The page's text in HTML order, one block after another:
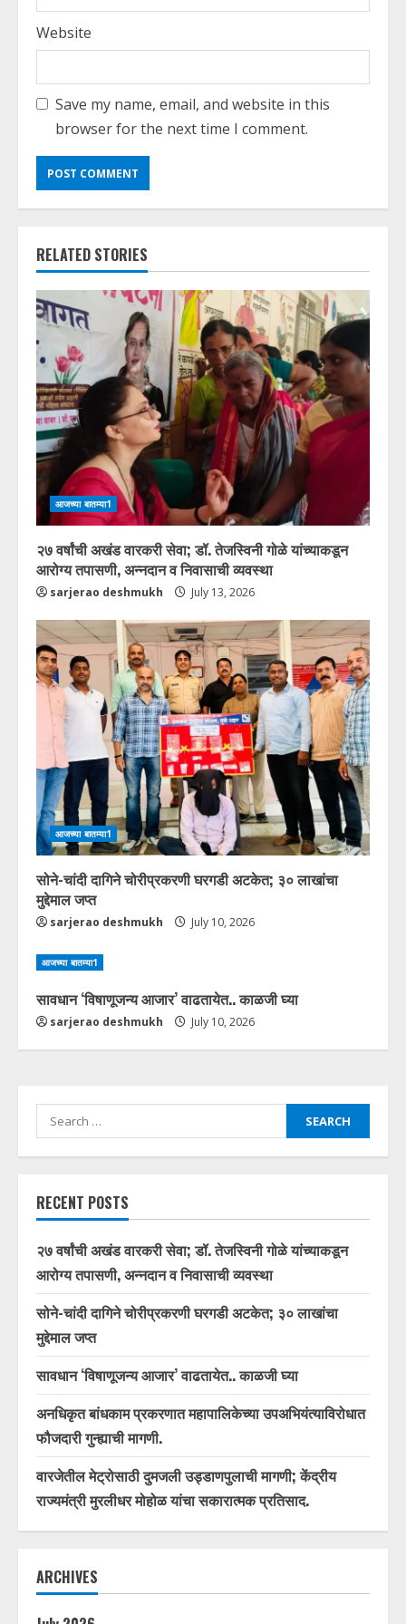
Website
Save my name, email, and website in this
browser for the next time I comment.
RELATED STORIES
आजच्या बातम्या1
२७ वर्षांची अखंड वारकरी सेवा; डॉ. तेजस्विनी गोळे यांच्याकडून
आरोग्य तपासणी, अन्नदान व निवासाची व्यवस्था
sarjerao deshmukh July 13, 2026
आजच्या बातम्या1
सोने-चांदी दागिने चोरीप्रकरणी घरगडी अटकेत; ३० लाखांचा
मुद्देमाल जप्त
sarjerao deshmukh July 10, 2026
आजच्या बातम्या1
सावधान ‘विषाणूजन्य आजार’ वाढतायेत.. काळजी घ्या
sarjerao deshmukh July 10, 2026
Search
for:
RECENT POSTS
२७ वर्षांची अखंड वारकरी सेवा; डॉ. तेजस्विनी गोळे यांच्याकडून
आरोग्य तपासणी, अन्नदान व निवासाची व्यवस्था
सोने-चांदी दागिने चोरीप्रकरणी घरगडी अटकेत; ३० लाखांचा
मुद्देमाल जप्त
सावधान ‘विषाणूजन्य आजार’ वाढतायेत.. काळजी घ्या
अनधिकृत बांधकाम प्रकरणात महापालिकेच्या उपअभियंत्याविरोधात
फौजदारी गुन्ह्याची मागणी.
वारजेतील मेट्रोसाठी दुमजली उड्डाणपुलाची मागणी; केंद्रीय
राज्यमंत्री मुरलीधर मोहोळ यांचा सकारात्मक प्रतिसाद.
ARCHIVES